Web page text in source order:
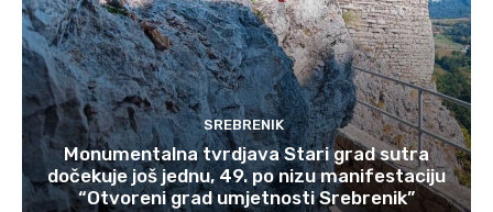
SREBRENIK
Monumentalna tvrdjava Stari grad sutra
dočekuje još jednu, 49. po nizu manifestaciju
“Otvoreni grad umjetnosti Srebrenik”